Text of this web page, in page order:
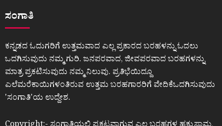
ಸಂಗಾತಿ
ಕನ್ನಡದ ಓದುಗರಿಗೆ ಉತ್ತಮವಾದ ಎಲ್ಲ ಪ್ರಕಾರದ ಬರಹಳನ್ನು ಓದಲು
ಒದಗಿಸುವುದು ನಮ್ಮ ಗುರಿ. ಜನಪರವಾದ, ಜೀವಪರವಾದ ಬರಹಗಳನ್ನು
ಮಾತ್ರ ಪ್ರಕಟಿಸುವುದು ನಮ್ಮ ನಿಲುವು. ಪ್ರತಿಭೆಯಿದ್ದೂ
ಎಲೆಮರೆಕಾಯಿಗಳಂತಿರುವ ಉತ್ತಮ ಬರಹಗಾರರಿಗೆ ವೇದಿಕೆಒದಗಿಸುವುದು
ʼಸಂಗಾತಿʼಯ ಉದ್ದೇಶ.